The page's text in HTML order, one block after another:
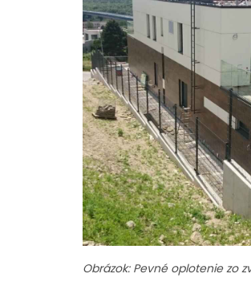
Obrázok: Pevné oplotenie zo